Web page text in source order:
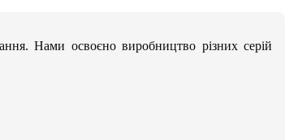
Нами освоєно виробництво різних серій